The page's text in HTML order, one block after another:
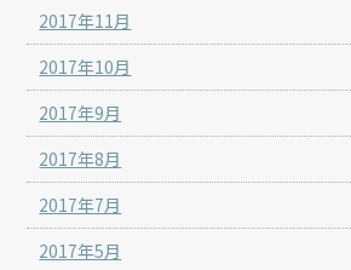
2017年11月
2017年10月
2017年9月
2017年8月
2017年7月
2017年5月